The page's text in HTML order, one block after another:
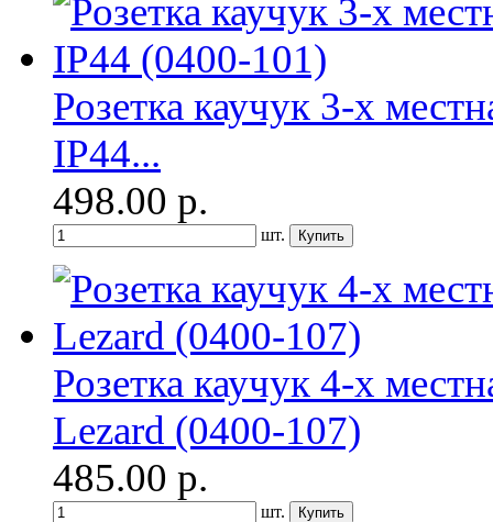
Розетка каучук 3-х
IP44...
498.00 р.
шт.
Розетка каучук 4-х
Lezard (0400-107)
485.00 р.
шт.